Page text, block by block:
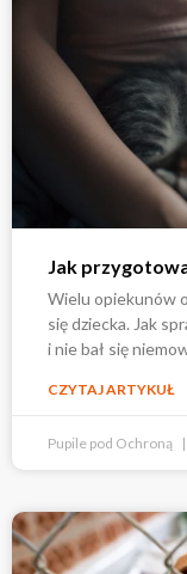
Jak
Wielu opiekunów
się dziecka. Jak
i nie bał się
CZYTAJ ARTYKUŁ
Pupile pod Ochroną